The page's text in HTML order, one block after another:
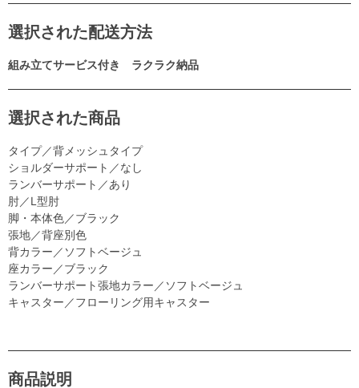
選択された配送方法
組み立てサービス付き ラクラク納品
選択された商品
タイプ／背メッシュタイプ
ショルダーサポート／なし
ランバーサポート／あり
肘／L型肘
脚・本体色／ブラック
張地／背座別色
背カラー／ソフトベージュ
座カラー／ブラック
ランバーサポート張地カラー／ソフトベージュ
キャスター／フローリング用キャスター
商品説明